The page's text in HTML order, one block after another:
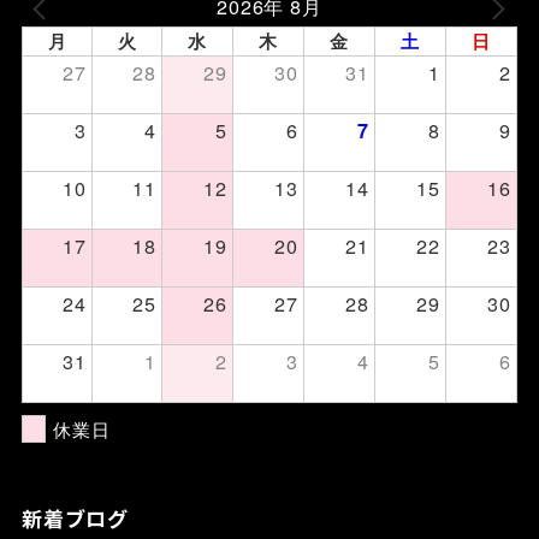
月 火 水 木 金 土 日
27 28 29 30 31 1
2
3
4 5 6 7 8
9
10
11 12 13 14 15
16
17
18 19 20 21 22
23
24
25 26 27 28 29
30
31
1 2 3 4 5 6
休業日
新着ブログ